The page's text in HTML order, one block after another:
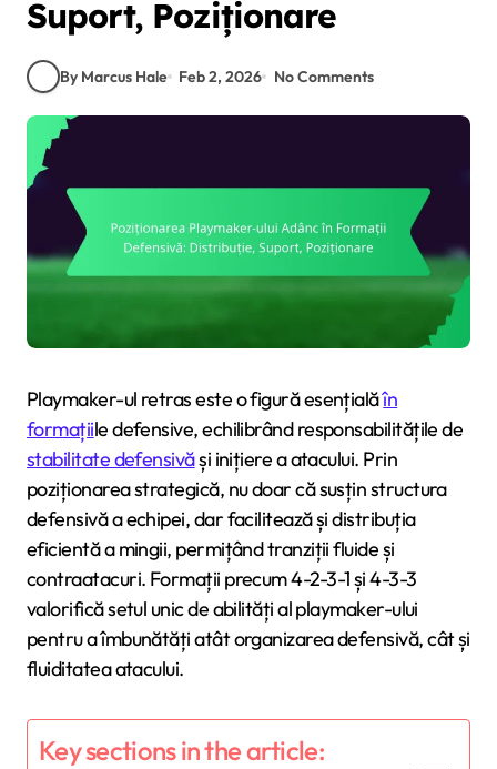
Suport, Poziționare
By Marcus Hale Feb 2, 2026 No Comments
Playmaker-ul retras este o figură esențialăîn
formațiile defensive, echilibrând responsabilitățile de
stabilitate defensivăși inițiere a atacului. Prin
poziționarea strategică, nu doar că susțin structura
defensivă a echipei, dar facilitează și distribuția
eficientă a mingii, permițând tranziții fluide și
contraatacuri. Formații precum 4-2-3-1 și 4-3-3
valorifică setul unic de abilități al playmaker-ului
pentru a îmbunătăți atât organizarea defensivă, cât și
fluiditatea atacului.
Key sections in the article: